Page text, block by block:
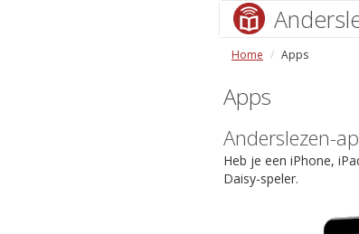
Home Apps
Apps
Anderslezen-
Heb je een iPhone,
Daisy-speler.